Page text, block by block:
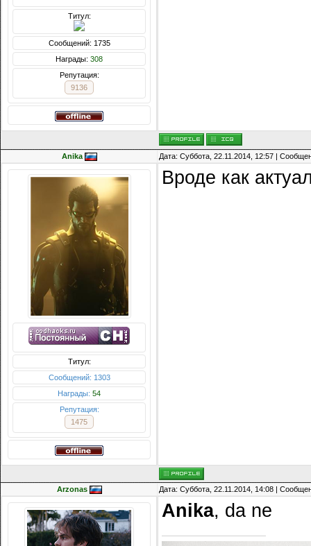
Титул:
Сообщений: 1735
Награды: 308
Репутация:
9136
Anika Дата: Суббота, 22.11.2014, 12:57 |
Титул:
Сообщений: 1303
Награды: 54
Репутация:
1475
Вроде как
Arzonas Дата: Суббота, 22.11.2014, 14:08 |
Anika, da ne